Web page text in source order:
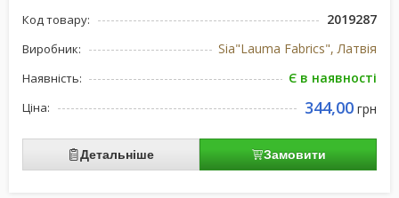
Код товару: 2019287
Виробник: Sia"Lauma Fabrics", Латвiя
Наявність: Є в наявності
Ціна: 344,00 грн
Детальніше Замовити